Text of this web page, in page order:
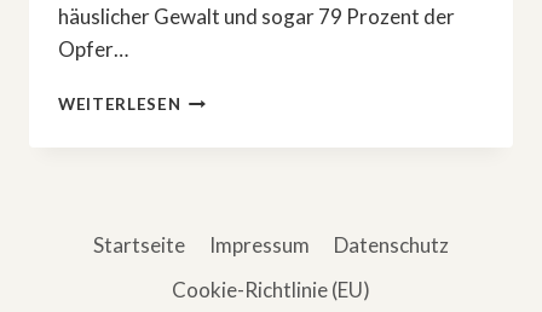
häuslicher Gewalt und sogar 79 Prozent der
Opfer…
WEITERLESEN DAS
HÄUSLICHE
–
&
Startseite Impressum
Datenschutz
Cookie-Richtlinie (EU)